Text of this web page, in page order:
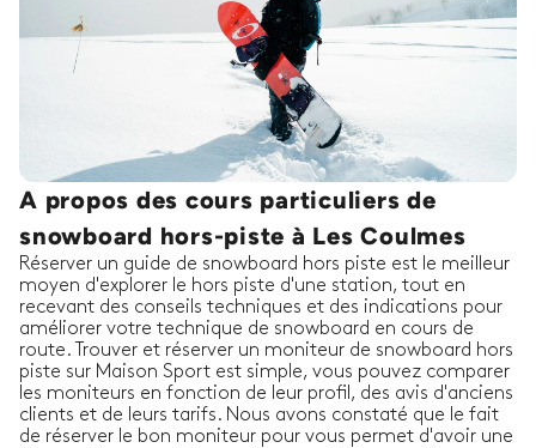
A propos des cours particuliers de
snowboard hors-piste à Les Coulmes
Réserver un guide de snowboard hors piste est le meilleur
moyen d'explorer le hors piste d'une station, tout en
recevant des conseils techniques et des indications pour
améliorer votre technique de snowboard en cours de
route. Trouver et réserver un moniteur de snowboard hors
piste sur Maison Sport est simple, vous pouvez comparer
les moniteurs en fonction de leur profil, des avis d'anciens
clients et de leurs tarifs. Nous avons constaté que le fait
de réserver le bon moniteur pour vous permet d'avoir une